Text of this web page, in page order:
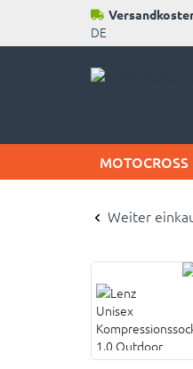
DE
MOTOCROSS
Weiter